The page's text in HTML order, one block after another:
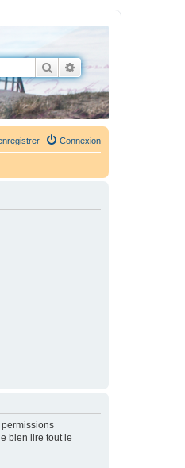
Rechercher
Recherche avancée
Connexion
bien lire tout le